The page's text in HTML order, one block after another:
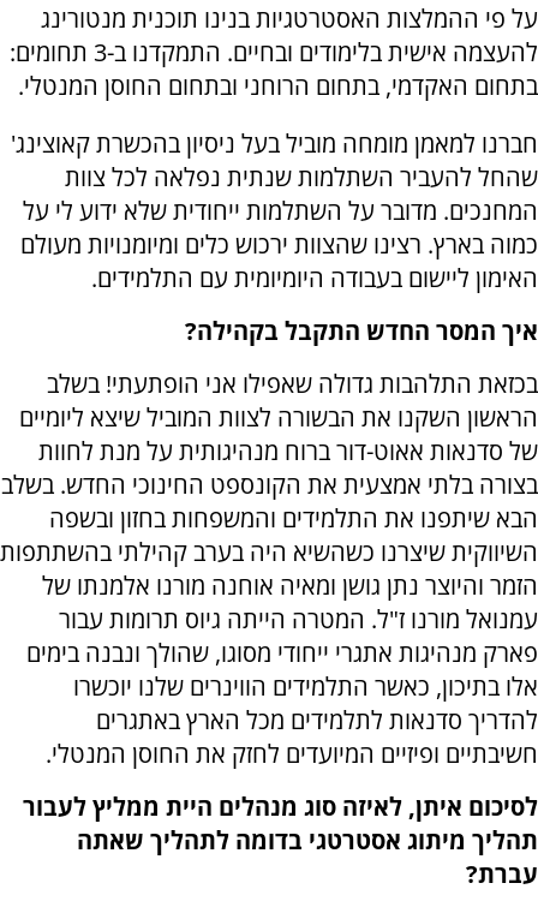
על פי ההמלצות האסטרטגיות בנינו תוכנית מנטורינג
להעצמה אישית בלימודים ובחיים. התמקדנו ב-3 תחומים:
בתחום האקדמי, בתחום הרוחני ובתחום החוסן המנטלי.
חברנו למאמן מומחה מוביל בעל ניסיון בהכשרת קאוצינג'
שהחל להעביר השתלמות שנתית נפלאה לכל צוות
המחנכים. מדובר על השתלמות ייחודית שלא ידוע לי על
כמוה בארץ. רצינו שהצוות ירכוש כלים ומיומנויות מעולם
האימון ליישום בעבודה היומיומית עם התלמידים.
איך המסר החדש התקבל בקהילה?
בכזאת התלהבות גדולה שאפילו אני הופתעתי! בשלב
הראשון השקנו את הבשורה לצוות המוביל שיצא ליומיים
של סדנאות אאוט-דור ברוח מנהיגותית על מנת לחוות
בצורה בלתי אמצעית את הקונספט החינוכי החדש. בשלב
הבא שיתפנו את התלמידים והמשפחות בחזון ובשפה
השיווקית שיצרנו כשהשיא היה בערב קהילתי בהשתתפות
הזמר והיוצר נתן גושן ומאיה אוחנה מורנו אלמנתו של
עמנואל מורנו ז"ל. המטרה הייתה גיוס תרומות עבור
פארק מנהיגות אתגרי ייחודי מסוגו, שהולך ונבנה בימים
אלו בתיכון, כאשר התלמידים הווינרים שלנו יוכשרו
להדריך סדנאות לתלמידים מכל הארץ באתגרים
חשיבתיים ופיזיים המיועדים לחזק את החוסן המנטלי.
לסיכום איתן, לאיזה סוג מנהלים היית ממליץ לעבור
תהליך מיתוג אסטרטגי בדומה לתהליך שאתה
עברת?